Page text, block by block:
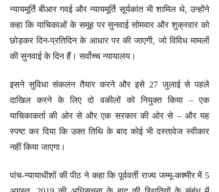
न्यायमूर्ति बीआर गवई और न्यायमूर्ति सूर्यकांत भी शामिल थे, उन्होंने
कहा कि याचिकाओं के समूह पर सुनवाई सोमवार और शुक्रवार को
छोड़कर दिन-प्रतिदिन के आधार पर की जाएगी, जो विविध मामलों
की सुनवाई के दिन हैं। सर्वोच्च न्यायालय।
इसने सुविधा संकलन तैयार करने और इसे 27 जुलाई से पहले
दाखिल करने के लिए दो वकीलों को नियुक्त किया – एक
याचिकाकर्ता की ओर से और एक सरकार की ओर से – और यह
स्पष्ट कर दिया कि उक्त तिथि के बाद कोई भी दस्तावेज स्वीकार
नहीं किया जाएगा।
पांच-न्यायाधीशों की पीठ ने कहा कि पूर्ववर्ती राज्य जम्मू-कश्मीर में 5